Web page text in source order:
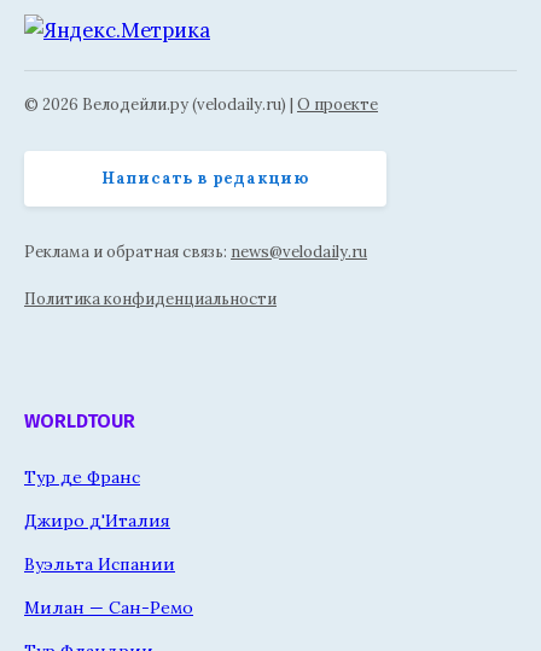
© 2026 Велодейли.ру (velodaily.ru) | О проекте
Написать в редакцию
Реклама и обратная связь: news@velodaily.ru
Политика конфиденциальности
WORLDTOUR
Тур де Франс
Джиро д'Италия
Вуэльта Испании
Милан — Сан-Ремо